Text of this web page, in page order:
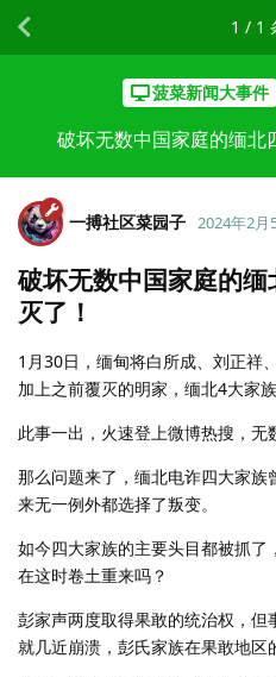
菠菜新闻大事件
破坏无数中国家庭的缅北
1 / 1
一搏社区菜园子 2024年2月
破坏无数中国家庭的
灭了！
1月30日，缅甸将白所成、刘正祥
加上之前覆灭的明家，缅北4大家
此事一出，火速登上微博热搜，无
那么问题来了，缅北电诈四大家
来无一例外都选择了叛变。
如今四大家族的主要头目都被抓
在这时卷土重来吗？
彭家声两度取得果敢的统治权，
就几近崩溃，彭氏家族在果敢地区